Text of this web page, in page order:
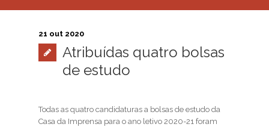
21 out 2020
Atribuídas quatro bolsas
de estudo
Todas as quatro candidaturas a bolsas de estudo da
Casa da Imprensa para o ano letivo 2020-21 foram